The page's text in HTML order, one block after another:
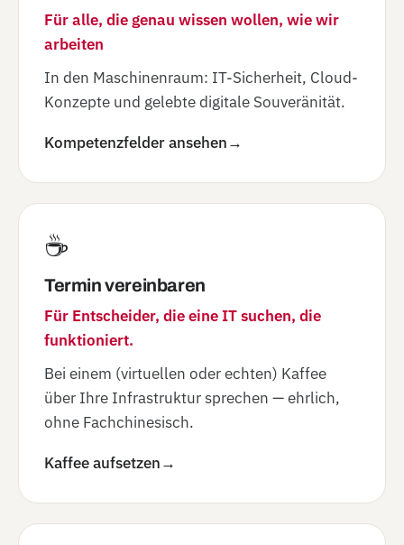
Für alle, die genau wissen wollen, wie wir
arbeiten
In den Maschinenraum: IT-Sicherheit, Cloud-
Konzepte und gelebte digitale Souveränität.
Kompetenzfelder ansehen→
☕
Termin vereinbaren
Für Entscheider, die eine IT suchen, die
funktioniert.
Bei einem (virtuellen oder echten) Kaffee
über Ihre Infrastruktur sprechen — ehrlich,
ohne Fachchinesisch.
Kaffee aufsetzen→